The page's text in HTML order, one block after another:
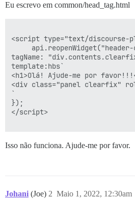
Eu escrevo em common/head_tag.html
<script type="text/discourse-
tagName:
template:hbs`
<h1>Olá! Ajude-me por
<div class="panel clearfix"
`
});
</script>
Isso não funciona. Ajude-me por favor.
Johani (Joe) Maio 1, 2022, 12:30am
2